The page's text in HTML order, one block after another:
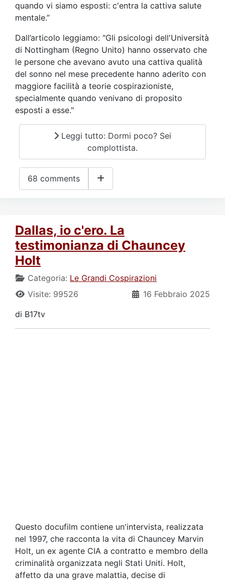
quando vi siamo esposti: c'entra la cattiva salute
mentale.”
Dall’articolo leggiamo: "Gli psicologi dell'Università
di Nottingham (Regno Unito) hanno osservato che
le persone che avevano avuto una cattiva qualità
del sonno nel mese precedente hanno aderito con
maggiore facilità a teorie cospirazioniste,
specialmente quando venivano di proposito
esposti a esse."
Leggi tutto: Dormi poco? Sei
complottista.
68 comments
Dallas, io c'ero. La
testimonianza di Chauncey
Holt
Categoria: Le Grandi Cospirazioni
16 Febbraio 2025
Visite: 99526
di B17tv
Questo docufilm contiene un'intervista, realizzata
nel 1997, che racconta la vita di Chauncey Marvin
Holt, un ex agente CIA a contratto e membro della
criminalità organizzata negli Stati Uniti. Holt,
affetto da una grave malattia, decise di